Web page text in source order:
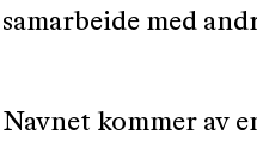
samarbeide med
Navnet kommer av